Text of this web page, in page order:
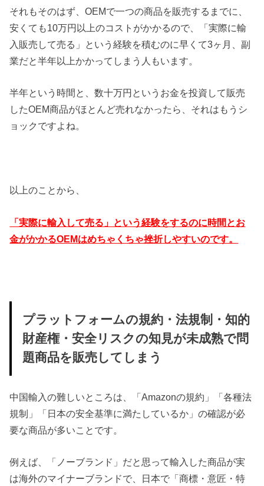
それもそのはず、OEMで一つの商品を販売するまでに、
安くても10万円以上のコストがかかるので、「実際に輸
入販売して売る」という経験を積むのに早くて3ヶ月、副
業だと半年以上かかってしまう人もいます。
半年という時間と、数十万円というお金を投資して販売
したOEM商品がほとんど売れなかったら、それはもうシ
ョックですよね。
以上のことから、
「実際に輸入して売る」という経験をするのに時間とお
金がかかるOEMはめちゃくちゃ挫折しやすいのです。
プラットフォームの規約・法規制・知的
財産権・安全リスクの知見が未成熟で問
題商品を販売してしまう
中国輸入の難しいところは、「Amazonの規約」「各種法
規制」「日本の安全基準に満たしているか」の確認が必
要な商品が多いことです。
例えば、「ノーブランド」だと思って輸入した商品が実
は海外のマイナーブランドで、日本で「商標・意匠・特